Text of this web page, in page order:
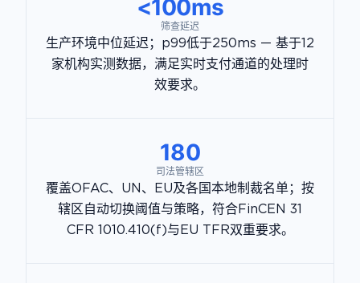
<100ms
筛查延迟
生产环境中位延迟；p99低于250ms — 基于12
家机构实测数据，满足实时支付通道的处理时
效要求。
180
司法管辖区
覆盖OFAC、UN、EU及各国本地制裁名单；按
辖区自动切换阈值与策略，符合FinCEN 31
CFR 1010.410(f)与EU TFR双重要求。